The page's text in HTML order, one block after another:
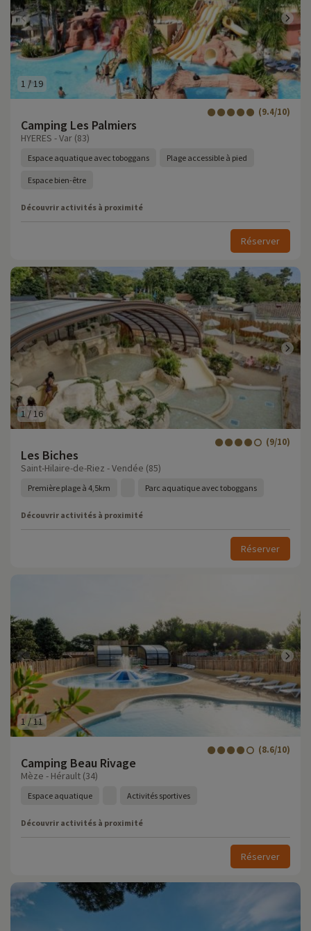
1 /19
Camping Les Palmiers
(9.4/10)
HYERES - Var (83)
Espace aquatique avec toboggans Plage accessible à pied
Espace bien-être
Découvrir activités à proximité
Réserver
1 /16
Les Biches
(9/10)
Saint-Hilaire-de-Riez - Vendée (85)
Première plage à 4,5km Parc aquatique avec toboggans
Découvrir activités à proximité
Réserver
1 /11
Camping Beau Rivage
(8.6/10)
Mèze - Hérault (34)
Espace aquatique Activités sportives
Découvrir activités à proximité
Réserver